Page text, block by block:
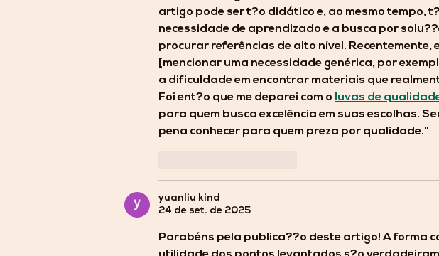
artigo pode ser t?o didático e, ao mesmo tempo,
necessidade de aprendizado e a busca por
procurar referências de alto nível.
[mencionar uma necessidade genérica, por
a dificuldade em encontrar materiais que
Foi ent?o que me deparei com o luvas de
para quem busca excelência em suas escolhas.
pena conhecer para quem preza por qualidade."
yuanliu kind
24 de set. de 2025
Parabéns pela publica??o deste artigo! A forma